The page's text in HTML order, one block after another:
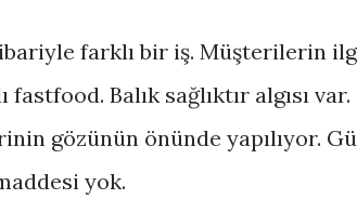
farklı bir iş. Müşterilerin
fastfood. Balık sağlıktır algısı var.
gözünün önünde yapılıyor.
yok.